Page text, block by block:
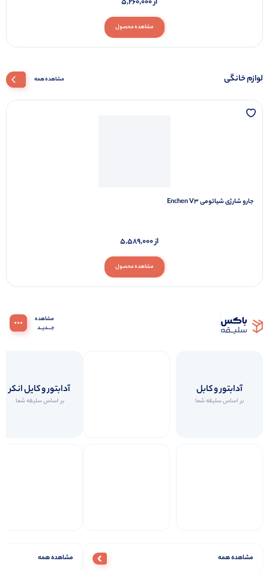
مشاهده محصول
لوازم خانگی مشاهده همه
جارو شارژی شیائومی Enchen V3
مشاهده محصول
از5,589,000
مشاهده‌
جـــدیــد
آدابتور و کابل
بر اساس سلیقه شما
مشاهده همه
آدابتور و کایل انکر
بر اساس سلیقه شما
مشاهده همه